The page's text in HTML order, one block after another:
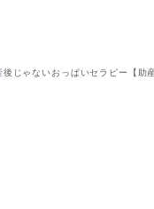
じゃないおっぱいセラピー【助